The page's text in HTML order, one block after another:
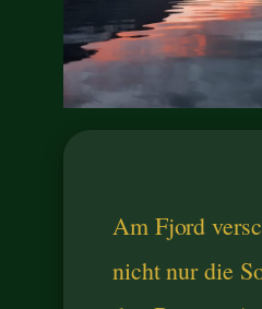
Am Fjord
nicht nur die